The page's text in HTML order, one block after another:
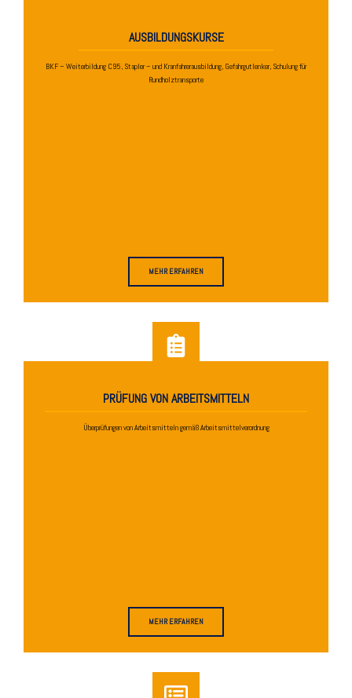
AUSBILDUNGSKURSE
BKF – Weiterbildung C95, Stapler – und Kranfahrerausbildung, Gefahrgutlenker, Schulung für
Rundholztransporte
MEHR ERFAHREN
PRÜFUNG VON ARBEITSMITTELN
Überprüfungen von Arbeitsmitteln gemäß Arbeitsmittelverordnung
MEHR ERFAHREN